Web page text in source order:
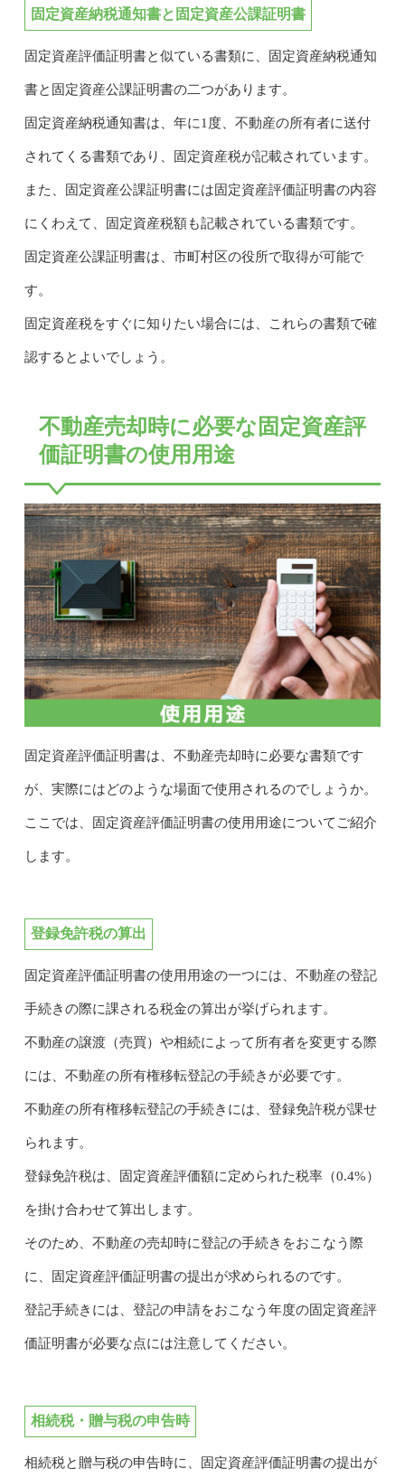
固定資産納税通知書と固定資産公課証明書
固定資産評価証明書と似ている書類に、固定資産納税通知
書と固定資産公課証明書の二つがあります。
固定資産納税通知書は、年に1度、不動産の所有者に送付
されてくる書類であり、固定資産税が記載されています。
また、固定資産公課証明書には固定資産評価証明書の内容
にくわえて、固定資産税額も記載されている書類です。
固定資産公課証明書は、市町村区の役所で取得が可能で
す。
固定資産税をすぐに知りたい場合には、これらの書類で確
認するとよいでしょう。
不動産売却時に必要な固定資産評
価証明書の使用用途
固定資産評価証明書は、不動産売却時に必要な書類です
が、実際にはどのような場面で使用されるのでしょうか。
ここでは、固定資産評価証明書の使用用途についてご紹介
します。
登録免許税の算出
固定資産評価証明書の使用用途の一つには、不動産の登記
手続きの際に課される税金の算出が挙げられます。
不動産の譲渡（売買）や相続によって所有者を変更する際
には、不動産の所有権移転登記の手続きが必要です。
不動産の所有権移転登記の手続きには、登録免許税が課せ
られます。
登録免許税は、固定資産評価額に定められた税率（0.4%）
を掛け合わせて算出します。
そのため、不動産の売却時に登記の手続きをおこなう際
に、固定資産評価証明書の提出が求められるのです。
登記手続きには、登記の申請をおこなう年度の固定資産評
価証明書が必要な点には注意してください。
相続税・贈与税の申告時
相続税と贈与税の申告時に、固定資産評価証明書の提出が